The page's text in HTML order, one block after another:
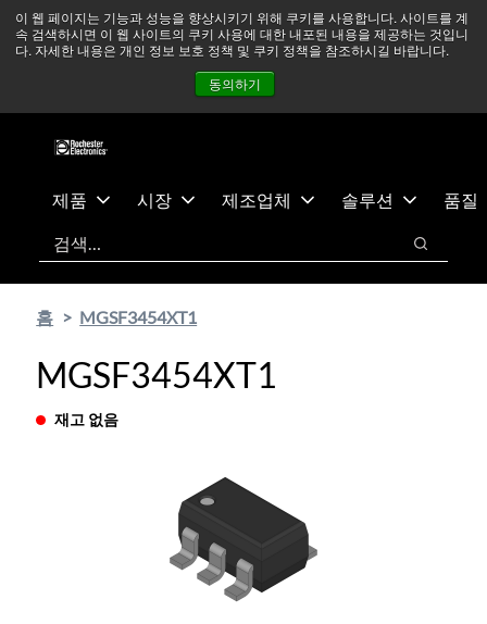
이 웹 페이지는 기능과 성능을 향상시키기 위해 쿠키를 사용합니다. 사이트를 계
속 검색하시면 이 웹 사이트의 쿠키 사용에 대한 내포된 내용을 제공하는 것입니
다. 자세한 내용은 개인 정보 보호 정책 및 쿠키 정책을 참조하시길 바랍니다.
동의하기
츠
건
중동 지역 상황을 지속적으로 주시하고 있으며, 모든 서비스는
정상적으로 운영되고 있습니다. 더 읽어보기 →
뉴스
문의하기
제품 시장 제조업체 솔루션
품질
검색
검색
홈 MGSF3454XT1
MGSF3454XT1
재고 없음